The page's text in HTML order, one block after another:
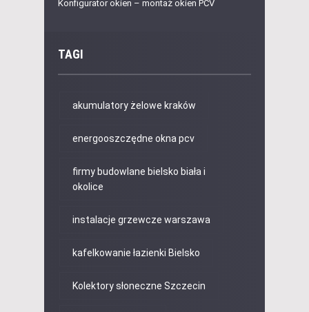
Konfigurator okien – montaż okien PCV
TAGI
akumulatory żelowe kraków
energooszczędne okna pcv
firmy budowlane bielsko biała i
okolice
instalacje grzewcze warszawa
kafelkowanie łazienki Bielsko
Kolektory słoneczne Szczecin